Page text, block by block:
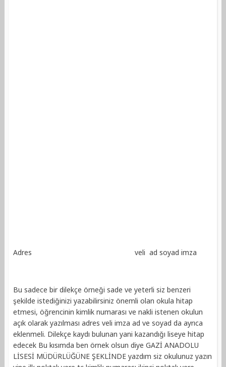
Adres veli ad soyad imza
Bu sadece bir dilekçe örneği sade ve yeterli siz benzeri
şekilde istediğinizi yazabilirsiniz önemli olan okula hitap
etmesi, öğrencinin kimlik numarası ve nakli istenen okulun
açık olarak yazılması adres veli imza ad ve soyad da ayrıca
eklenmeli. Dilekçe kaydı bulunan yani kazandığı liseye hitap
edecek Bu kısımda ben örnek olsun diye GAZİ ANADOLU
LİSESİ MÜDÜRLÜĞÜNE ŞEKLİNDE yazdım siz okulunuz yazın